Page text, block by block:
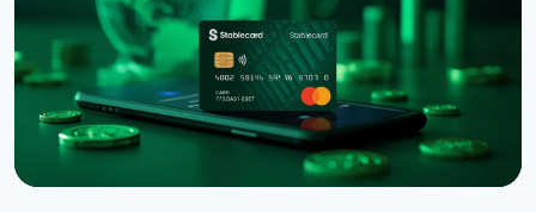
6 серпня 2026 р.4 хв читання